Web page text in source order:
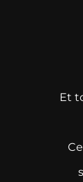
Et